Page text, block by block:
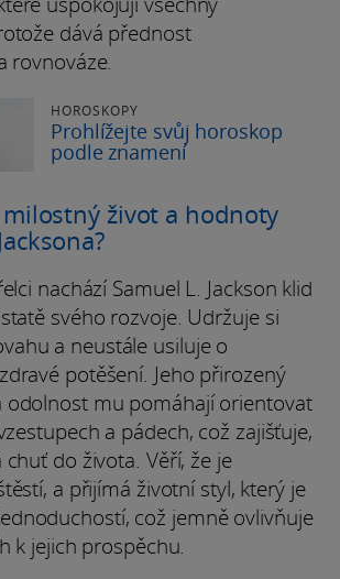
dává přednost
rovnováze.
HOROSKOPY
Prohlížejte svůj horoskop
podle znamení
život a hodnoty
nachází Samuel L. Jackson klid
svého rozvoje. Udržuje si
a neustále usiluje o
potěšení. Jeho přirozený
odolnost mu pomáhají orientovat
a pádech, což zajišťuje,
do života. Věří, že je
a přijímá životní styl, který je
což jemně ovlivňuje
k jejich prospěchu.